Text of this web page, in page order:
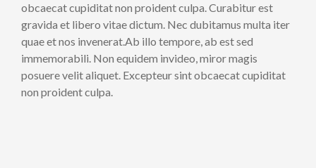
obcaecat cupiditat non proident culpa. Curabitur est
gravida et libero vitae dictum. Nec dubitamus multa iter
quae et nos invenerat.Ab illo tempore, ab est sed
immemorabili. Non equidem invideo, miror magis
posuere velit aliquet. Excepteur sint obcaecat cupiditat
non proident culpa.